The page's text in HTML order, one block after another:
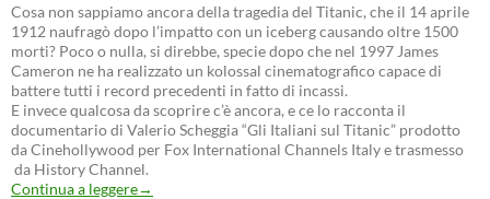
Cosa non sappiamo ancora della tragedia del Titanic, che il 14 aprile
1912 naufragò dopo l’impatto con un iceberg causando oltre 1500
morti? Poco o nulla, si direbbe, specie dopo che nel 1997 James
Cameron ne ha realizzato un kolossal cinematografico capace di
battere tutti i record precedenti in fatto di incassi.
E invece qualcosa da scoprire c’è ancora, e ce lo racconta il
documentario di Valerio Scheggia “Gli Italiani sul Titanic” prodotto
da Cinehollywood per Fox International Channels Italy e trasmesso
da History Channel.
Continua a leggere→